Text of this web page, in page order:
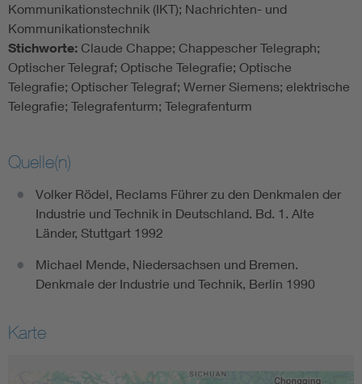
Kommunikationstechnik (IKT); Nachrichten- und
Kommunikationstechnik
Stichworte: Claude Chappe; Chappescher Telegraph;
Optischer Telegraf; Optische Telegrafie; Optische
Telegrafie; Optischer Telegraf; Werner Siemens; elektrische
Telegrafie; Telegrafenturm; Telegrafenturm
Quelle(n)
Volker Rödel, Reclams Führer zu den Denkmalen der
Industrie und Technik in Deutschland. Bd. 1. Alte
Länder, Stuttgart 1992
Michael Mende, Niedersachsen und Bremen.
Denkmale der Industrie und Technik, Berlin 1990
Karte